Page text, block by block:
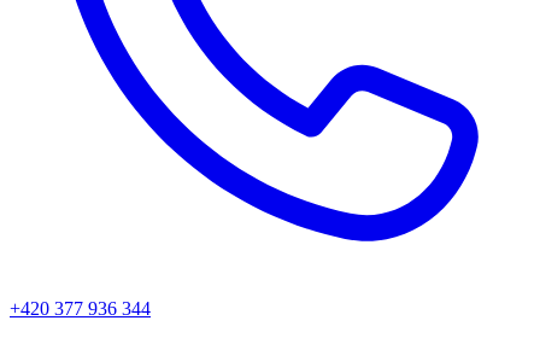
+420 377 936 344